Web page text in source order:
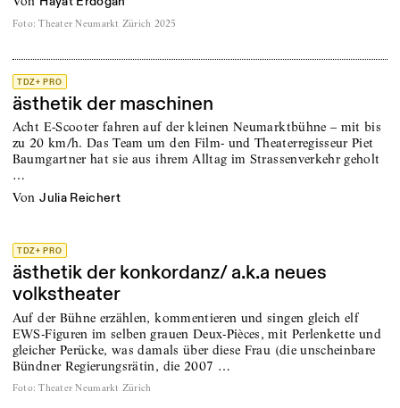
Foto: Theater Neumarkt Zürich 2025
TDZ+ PRO
ästhetik der maschinen
Acht E-Scooter fahren auf der kleinen Neumarktbühne – mit bis
zu 20 km/h. Das Team um den Film- und Theaterregisseur Piet
Baumgartner hat sie aus ihrem Alltag im Strassenverkehr geholt
…
von Julia Reichert
TDZ+ PRO
ästhetik der konkordanz/ a.k.a neues
volkstheater
Auf der Bühne erzählen, kommentieren und singen gleich elf
EWS-Figuren im selben grauen Deux-Pièces, mit Perlenkette und
gleicher Perücke, was damals über diese Frau (die un­schein­­­bare
Bündner Regierungsrätin, die 2007 …
Foto: Theater Neumarkt Zürich